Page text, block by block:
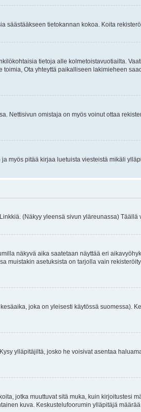
tietokannan kokoa. Koita
tietoja alle kolmetoistavuotiailta.
Ota yhteyttä paikalliseen lakimieheen
Nettisivun omistaja on myös voinut ottaa
myös pitää kirjaa luetuista viesteistä mikäli
(Näkyy yleensä sivun yläreunassa) Täällä
näkyvä aika saatetaan näyttää eri
asetuksista on tarjolla vain
joka on yleisesti käytössä suomessa).
ylläpitäjiltä, josko he voisivat asentaa
jotka muuttuvat sitä muka, kuin kirjoitustesi
kuva. Keskustelufoorumin ylläpitäjä